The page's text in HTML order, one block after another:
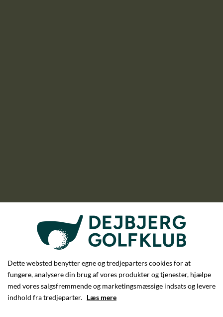
Dette websted benytter egne og tredjeparters cookies for at
fungere, analysere din brug af vores produkter og tjenester, hjælpe
med vores salgsfremmende og marketingsmæssige indsats og levere
indhold fra tredjeparter. Læs mere